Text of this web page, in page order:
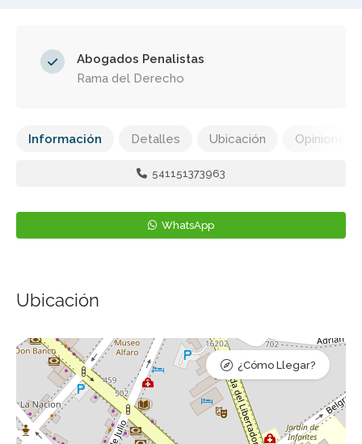
Abogados Penalistas
Rama del Derecho
Información Detalles Ubicación Opiniones
541151373963
WhatsApp
Ubicación
¿Cómo Llegar?